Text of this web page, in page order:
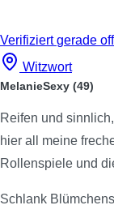
Verifiziertgerade
Witzwort
MelanieSexy (49)
Reifen und
hier all meine
Rollenspiele und
Schlank